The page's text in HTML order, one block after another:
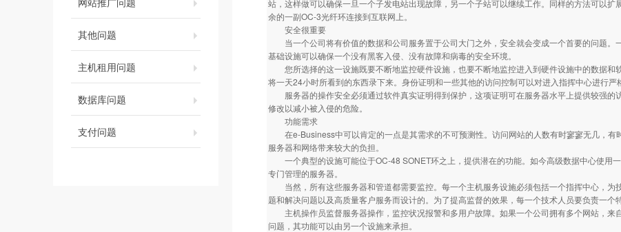
其他问题
主机租用问题
数据库问题
支付问题
站，这样做可以确保一旦一个子发电站出现故障，另一个子站可以继续工作。同样的方法可以
余的一副OC-3光纤环连接到互联网上。
安全很重要
当一个公司将有价值的数据和公司服务置于公司大门之外，安全就会变成一个首要的问题。
基础设施可以确保一个没有黑客入侵、没有故障和病毒的安全环境。
您所选择的这一设施既要不断地监控硬件设施，也要不断地监控进入到硬件设施中的数据和
将一天24小时所看到的东西录下来。身份证明和一些其他的访问控制可以对进入指挥中心进行严
服务器的操作安全必须通过软件真实证明得到保护，这项证明可在服务器水平上提供较强的
修改以减小被入侵的危险。
功能需求
在e-Business中可以肯定的一点是其需求的不可预测性。访问网站的人数有时寥寥无几，有
服务器和网络带来较大的负担。
一个典型的设施可能位于OC-48 SONET环之上，提供潜在的功能。如今高级数据中心使用
专门管理的服务器。
当然，所有这些服务器和管道都需要监控。每一个主机服务设施必须包括一个指挥中心，为
题和解决问题以及高质量客户服务而设计的。为了提高监督的效果，每一个技术人员要负责一个
主机操作员监督服务器操作，监控状况报警和多用户故障。如果一个公司拥有多个网站，来
问题，其功能可以由另一个设施来承担。